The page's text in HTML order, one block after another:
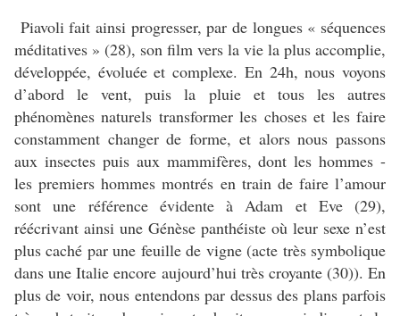
Piavoli fait ainsi progresser, par de longues « séquences
méditatives » (28), son film vers la vie la plus accomplie,
développée, évoluée et complexe. En 24h, nous voyons
d’abord le vent, puis la pluie et tous les autres
phénomènes naturels transformer les choses et les faire
constamment changer de forme, et alors nous passons
aux insectes puis aux mammifères, dont les hommes -
les premiers hommes montrés en train de faire l’amour
sont une référence évidente à Adam et Eve (29),
réécrivant ainsi une Génèse panthéiste où leur sexe n’est
plus caché par une feuille de vigne (acte très symbolique
dans une Italie encore aujourd’hui très croyante (30)). En
plus de voir, nous entendons par dessus des plans parfois